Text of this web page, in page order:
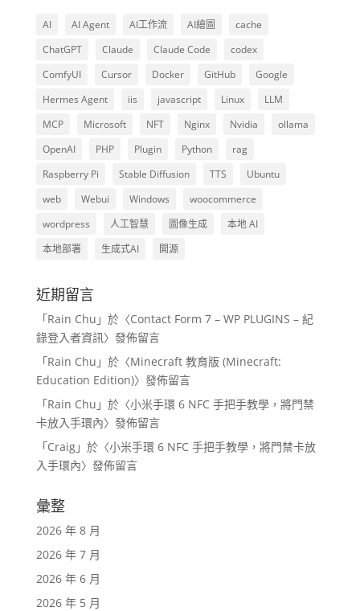
AI AI Agent AI工作流 AI繪圖
cache
ChatGPT
Claude Claude Code
codex
ComfyUI
Cursor Docker GitHub
Google
Hermes Agent
iis javascript Linux
LLM
MCP
Microsoft NFT Nginx Nvidia
ollama
OpenAI
PHP Plugin Python
rag
Raspberry Pi
Stable Diffusion TTS
Ubuntu
web
Webui Windows
woocommerce
wordpress
人工智慧 圖像生成
本地 AI
本地部署
生成式AI 開源
近期留言
「Rain Chu 」於〈Contact Form 7 – WP PLUGINS – 紀
錄登入者資訊〉發佈留言
「Rain Chu 」於〈Minecraft 教育版 (Minecraft:
Education Edition)〉發佈留言
「Rain Chu 」於〈小米手環 6 NFC 手把手教學，將門禁
卡放入手環內〉發佈留言
「Craig」於〈小米手環 6 NFC 手把手教學，將門禁卡放
入手環內〉發佈留言
彙整
2026 年 8 月
2026 年 7 月
2026 年 6 月
2026 年 5 月